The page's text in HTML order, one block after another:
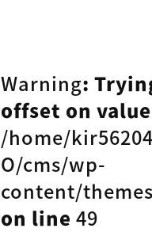
Warning:
offset on
/home/
O/cms/wp-
content/
on line49